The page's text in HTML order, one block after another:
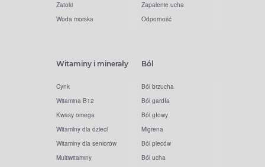
Zatoki
Woda morska
Zapalenie ucha
Odporność
Witaminy i minerały
Cynk
Witamina B12
Kwasy omega
Witaminy dla dzieci
Witaminy dla seniorów
Multiwitaminy
Ból
Ból brzucha
Ból gardła
Ból głowy
Migrena
Ból pleców
Ból ucha